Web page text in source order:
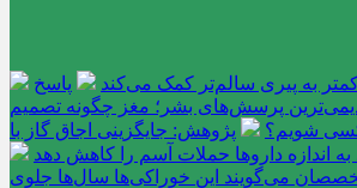
کمتر به پیری سالم‌تر کمک می‌کند
پاسخ
پرسش‌های بشر؛ مغز چگونه تصمیم
شویم؟
پژوهش: جایگزینی اجاق گاز با
به اندازه داروها حملات آسم را کاهش دهد
می‌گویند این خوراکی‌ها سال‌ها جلوی